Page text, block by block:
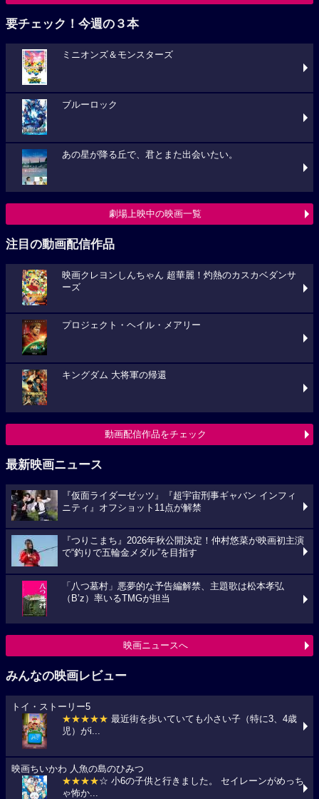
要チェック！今週の３本
ミニオンズ＆モンスターズ
ブルーロック
あの星が降る丘で、君とまた出会いたい。
劇場上映中の映画一覧
注目の動画配信作品
映画クレヨンしんちゃん 超華麗！灼熱のカスカベダンサ
ーズ
プロジェクト・ヘイル・メアリー
キングダム 大将軍の帰還
動画配信作品をチェック
最新映画ニュース
『仮面ライダーゼッツ』『超宇宙刑事ギャバン インフィ
ニティ』オフショット11点が解禁
『つりこまち』2026年秋公開決定！仲村悠菜が映画初主演
で“釣りで五輪金メダル”を目指す
「八つ墓村」悪夢的な予告編解禁、主題歌は松本孝弘
（B’z）率いるTMGが担当
映画ニュースへ
みんなの映画レビュー
トイ・ストーリー5
★★★★★ 最近街を歩いていても小さい子（特に3、4歳
児）がi...
映画ちいかわ 人魚の島のひみつ
★★★★☆ 小6の子供と行きました。 セイレーンがめっち
ゃ怖か...